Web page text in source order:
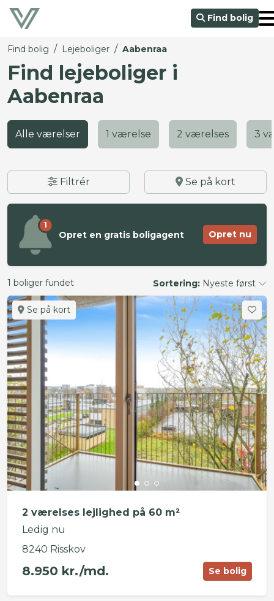
Find bolig
Find bolig / Lejeboliger / Aabenraa
Find lejeboliger i
Aabenraa
Alle værelser 1 værelse 2 værelses 3
Filtrér Se på kort
1
Opret en gratis boligagent Opret nu
1 boliger fundet Sortering: Nyeste først
Se på kort
2 værelses lejlighed på 60 m²
Ledig nu
8240 Risskov
8.950 kr./md. Se bolig